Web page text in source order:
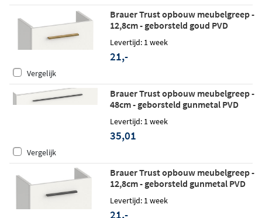
Brauer Trust opbouw meubelgreep -
12,8cm - geborsteld goud PVD
Levertijd: 1 week
21,-
Vergelijk
Brauer Trust opbouw meubelgreep -
48cm - geborsteld gunmetal PVD
Levertijd: 1 week
35,01
Vergelijk
Brauer Trust opbouw meubelgreep -
12,8cm - geborsteld gunmetal PVD
Levertijd: 1 week
21,-